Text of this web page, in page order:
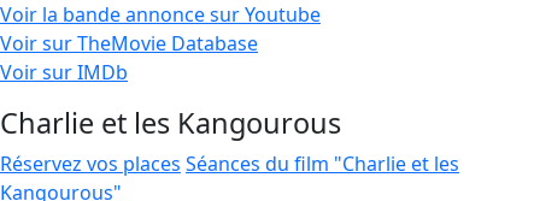
Voir la bande annonce sur Youtube
Voir sur TheMovie Database
Voir sur IMDb
Charlie et les Kangourous
Réservez vos places Séances du film "Charlie et les
Kangourous"